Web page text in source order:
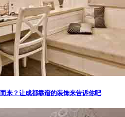
来？让成都靠谱的装饰来告诉你吧